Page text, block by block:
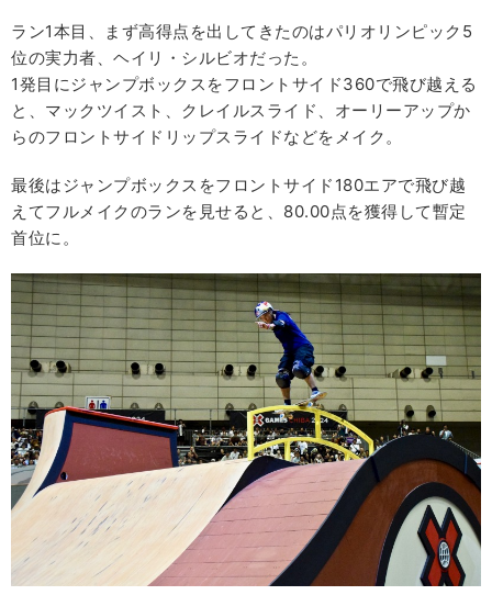
ラン1本目、まず高得点を出してきたのはパリオリンピック5
位の実力者、ヘイリ・シルビオだった。
1発目にジャンプボックスをフロントサイド360で飛び越える
と、マックツイスト、クレイルスライド、オーリーアップか
らのフロントサイドリップスライドなどをメイク。
最後はジャンプボックスをフロントサイド180エアで飛び越
えてフルメイクのランを見せると、80.00点を獲得して暫定
首位に。